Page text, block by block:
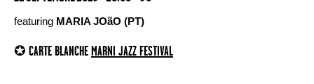
featuring MARIA JOãO (PT)
✪ CARTE BLANCHE MARNI JAZZ FESTIVAL